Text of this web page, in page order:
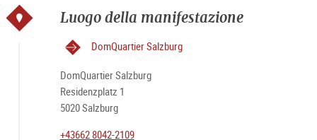
Luogo della manifestazione
DomQuartier Salzburg
DomQuartier Salzburg
Residenzplatz 1
5020 Salzburg
+43662 8042-2109